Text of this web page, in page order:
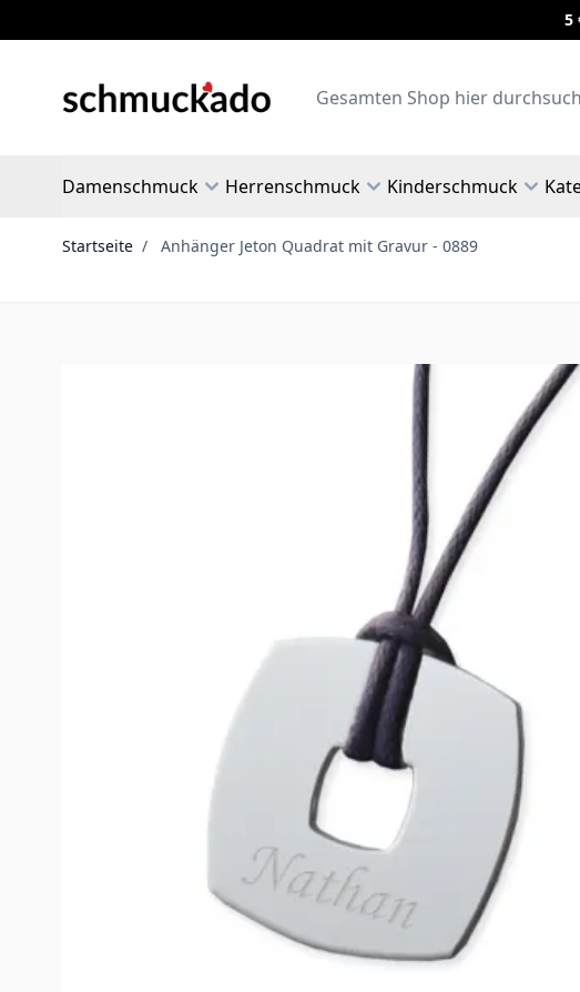
5
Search
Damenschmuck Herrenschmuck Kinderschmuck
Startseite / Anhänger Jeton Quadrat mit Gravur - 0889